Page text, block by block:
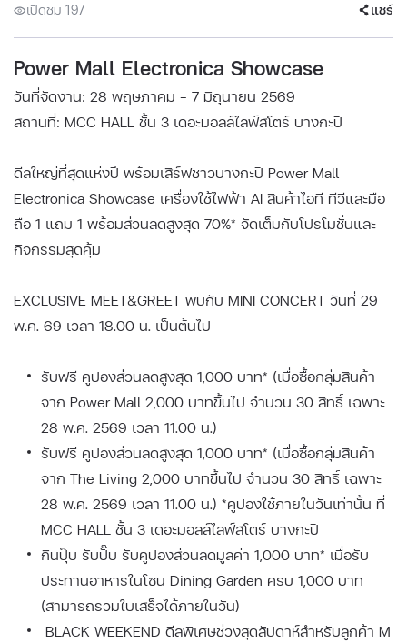
เปิดชม 197 แชร์
Power Mall Electronica Showcase
วันที่จัดงาน: 28 พฤษภาคม - 7 มิถุนายน 2569
สถานที่: MCC HALL ชั้น 3 เดอะมอลล์ไลฟ์สโตร์ บางกะปิ
ดีลใหญ่ที่สุดแห่งปี พร้อมเสิร์ฟชาวบางกะปิ Power Mall
Electronica Showcase เครื่องใช้ไฟฟ้า AI สินค้าไอที ทีวีและมือ
ถือ 1 แถม 1 พร้อมส่วนลดสูงสุด 70%* จัดเต็มกับโปรโมชั่นและ
กิจกรรมสุดคุ้ม
EXCLUSIVE MEET&GREET พบกับ MINI CONCERT วันที่ 29
พ.ค. 69 เวลา 18.00 น. เป็นต้นไป
รับฟรี คูปองส่วนลดสูงสุด 1,000 บาท* (เมื่อซื้อกลุ่มสินค้า
จาก Power Mall 2,000 บาทขึ้นไป จำนวน 30 สิทธิ์ เฉพาะ
28 พ.ค. 2569 เวลา 11.00 น.)
รับฟรี คูปองส่วนลดสูงสุด 1,000 บาท* (เมื่อซื้อกลุ่มสินค้า
จาก The Living 2,000 บาทขึ้นไป จำนวน 30 สิทธิ์ เฉพาะ
28 พ.ค. 2569 เวลา 11.00 น.) *คูปองใช้ภายในวันเท่านั้น ที่
MCC HALL ชั้น 3 เดอะมอลล์ไลฟ์สโตร์ บางกะปิ
กินปุ๊บ รับปั๊บ รับคูปองส่วนลดมูลค่า 1,000 บาท* เมื่อรับ
ประทานอาหารในโซน Dining Garden ครบ 1,000 บาท
(สามารถรวมใบเสร็จได้ภายในวัน)
BLACK WEEKEND ดีลพิเศษช่วงสุดสัปดาห์สำหรับลูกค้า M